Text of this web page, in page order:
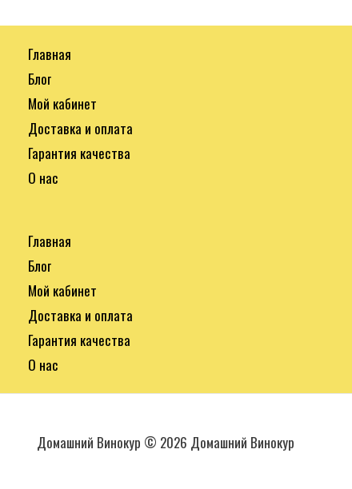
Главная
Блог
Мой кабинет
Доставка и оплата
Гарантия качества
О нас
Главная
Блог
Мой кабинет
Доставка и оплата
Гарантия качества
О нас
Домашний Винокур © 2026 Домашний Винокур